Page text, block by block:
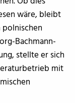
wäre, bleibt
Bachmann-
stellte er sich
mit